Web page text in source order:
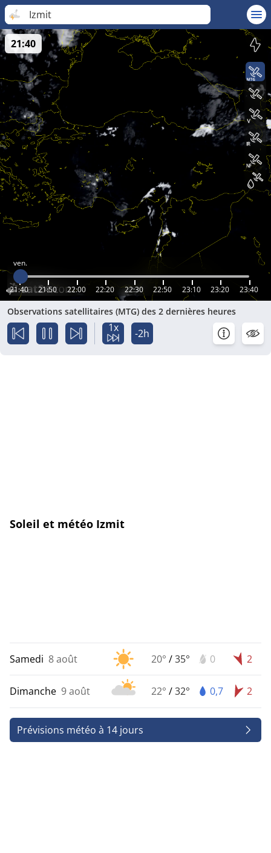
Izmit
ven.
21:40 21:50 22:00 22:20 22:30 22:50 23:10 23:20 23:40
21:40
Observations satellitaires (MTG) des 2 dernières heures
1x -2h
Soleil et météo Izmit
Samedi 8 août 20° /35° 0 2
Dimanche 9 août 22° /32° 0,7 2
Prévisions météo à 14 jours